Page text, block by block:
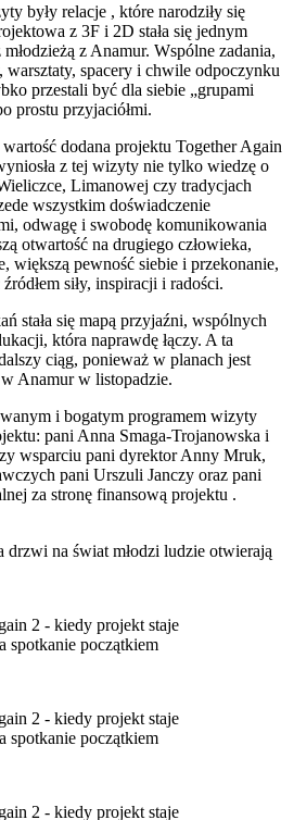
były relacje , które narodziły się
z 3F i 2D stała się jednym
z Anamur. Wspólne zadania,
warsztaty, spacery i chwile odpoczynku
przestali być dla siebie „grupami
prostu przyjaciółmi.
dodana projektu Together Again
z tej wizyty nie tylko wiedzę o
Limanowej czy tradycjach
wszystkim doświadczenie
odwagę i swobodę komunikowania
otwartość na drugiego człowieka,
większą pewność siebie i przekonanie,
siły, inspiracji i radości.
stała się mapą przyjaźni, wspólnych
która naprawdę łączy. A ta
ciąg, ponieważ w planach jest
Anamur w listopadzie.
i bogatym programem wizyty
pani Anna Smaga-Trojanowska i
wsparciu pani dyrektor Anny Mruk,
pani Urszuli Janczy oraz pani
za stronę finansową projektu .
na świat młodzi ludzie otwierają